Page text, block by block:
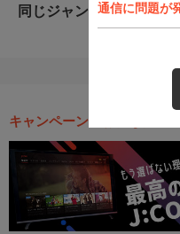
通信に問題が
同じジャンルのおすすめ
キャンペーン・お得な情報